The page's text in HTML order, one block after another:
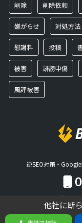
他社に断
削除 削除依頼
嫌がらせ 対処方法
慰謝料 投稿
被害 誹謗中傷
風評被害
逆SEO対策・
他社に断
営業時